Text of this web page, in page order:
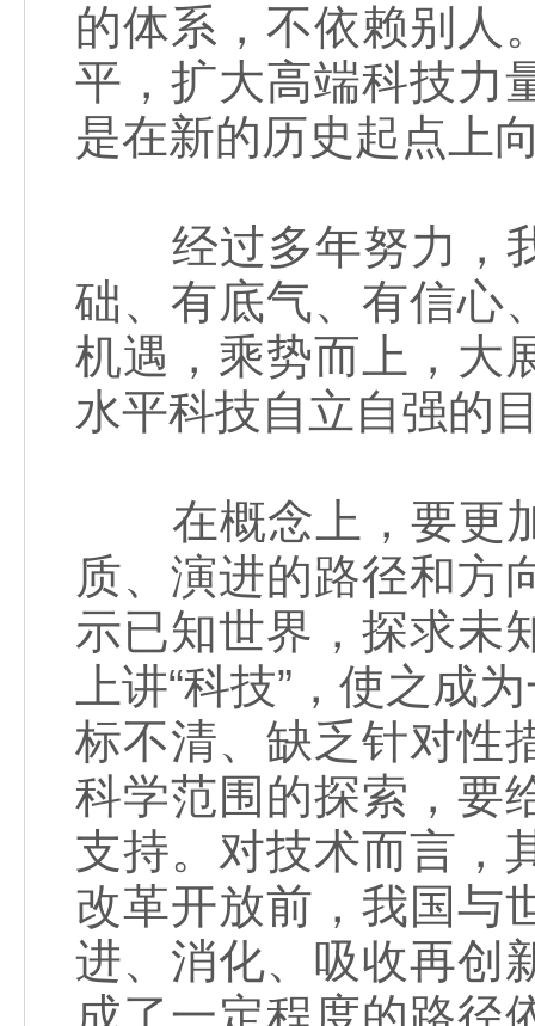
的体系，不依赖别人
平，扩大高端科技力
是在新的历史起点上
经过多年努力，我
础、有底气、有信心
机遇，乘势而上，大
水平科技自立自强的
在概念上，要更加
质、演进的路径和方
示已知世界，探求未
上讲“科技”，使之成
标不清、缺乏针对性
科学范围的探索，要
支持。对技术而言，
改革开放前，我国与
进、消化、吸收再创